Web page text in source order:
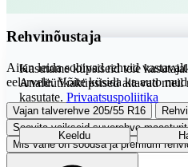
Rehvinõustaja
Aitan leida sobivad rehvid
eelarvele. Võite küsida ka auto
Vajan talverehve 205/55 R16
Soovita vaikseid suverehve
Mis vahe on soodsa ja premium
Kasutame küpsiseid teie
Analüütikaküpsised aitavad meil
kasutate. Privaatsuspoliitika
Keeldu